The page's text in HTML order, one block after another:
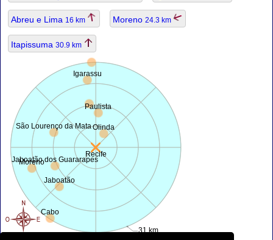
Abreu e Lima 16 km Moreno 24.3 km
Itapissuma 30.9 km
Recife
31 km
Jaboatão
Jaboatão dos Guararapes
Olinda
Paulista
Cabo
São Lourenço da Mata
Igarassu
Moreno